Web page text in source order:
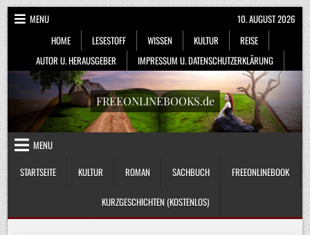
Skip
to
content
MENU
HOME
LESESTOFF WISSEN KULTUR
REISE
AUTOR U. HERAUSGEBER
IMPRESSUM U. DATENSCHUTZERKLÄRUNG
10. AUGUST 2026
FREEONLINEBOOKS.de
MENU
STARTSEITE
KULTUR ROMAN SACHBUCH FREEONLINEBOOK
KURZGESCHICHTEN (KOSTENLOS)